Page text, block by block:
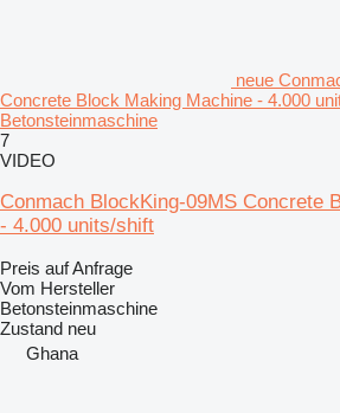
neue
Concrete Block Making Machine - 4.000
Betonsteinmaschine
7
VIDEO
Conmach BlockKing-09MS Concrete
- 4.000 units/shift
Preis auf Anfrage
Vom Hersteller
Betonsteinmaschine
Zustand neu
Ghana